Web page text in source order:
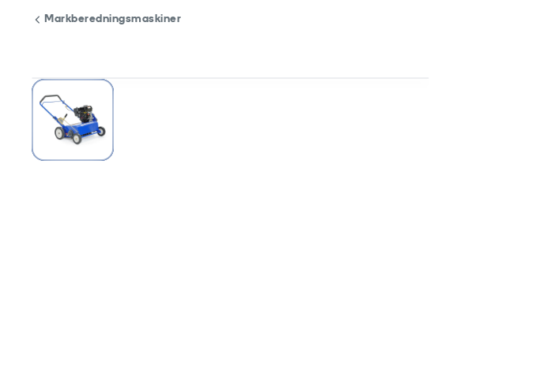
Markberedningsmaskiner